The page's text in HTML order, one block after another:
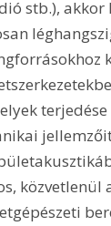
stb.),
közvetlenül